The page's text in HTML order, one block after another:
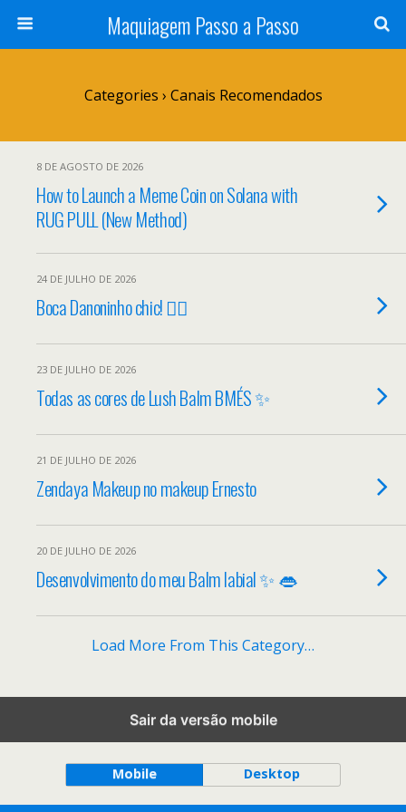
Maquiagem Passo a Passo
Categories › Canais Recomendados
8 DE AGOSTO DE 2026
How to Launch a Meme Coin on Solana with
RUG PULL (New Method)
24 DE JULHO DE 2026
Boca Danoninho chic! 😮‍💨
23 DE JULHO DE 2026
Todas as cores de Lush Balm BMÉS ✨
21 DE JULHO DE 2026
Zendaya Makeup no makeup Ernesto
20 DE JULHO DE 2026
Desenvolvimento do meu Balm labial ✨ 👄
Load More From This Category…
Sair da versão mobile
Back to top
Mobile Desktop